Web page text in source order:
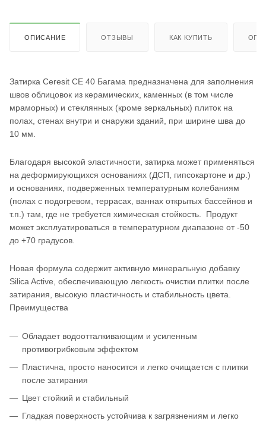
ОПИСАНИЕ ОТЗЫВЫ КАК КУПИТЬ
Затирка Ceresit СЕ 40 Багама предназначена для заполнения
швов облицовок из керамических, каменных (в том числе
мраморных) и стеклянных (кроме зеркальных) плиток на
полах, стенах внутри и снаружи зданий, при ширине шва до
10 мм.
Благодаря высокой эластичности, затирка может применяться
на деформирующихся основаниях (ДСП, гипсокартоне и др.)
и основаниях, подверженных температурным колебаниям
(полах с подогревом, террасах, ваннах открытых бассейнов и
т.п.) там, где не требуется химическая стойкость. Продукт
может эксплуатироваться в температурном диапазоне от -50
до +70 градусов.
Новая формула содержит активную минеральную добавку
Silica Active, обеспечивающую легкость очистки плитки после
затирания, высокую пластичность и стабильность цвета.
Преимущества
Обладает водоотталкивающим и усиленным
противогрибковым эффектом
Пластична, просто наносится и легко очищается с плитки
после затирания
Цвет стойкий и стабильный
Гладкая поверхность устойчива к загрязнениям и легко